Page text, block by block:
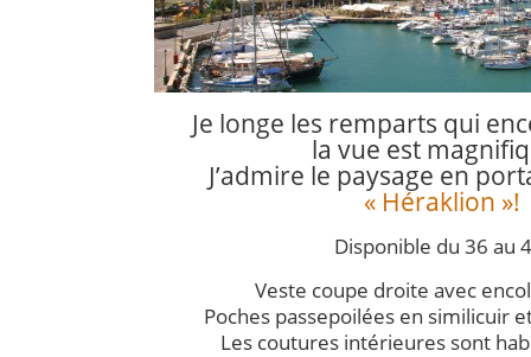
Je longe les remparts qui
la vue est
J’admire le paysage en
« Héraklion »!
Disponible du 36 au
Veste coupe droite avec
Poches passepoilées en similicuir
Les coutures intérieures sont